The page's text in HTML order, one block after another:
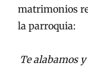
matrimonios
la parroquia:
Te alabamos